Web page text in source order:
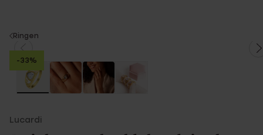
You
are
here:
Ringen
-33%
Lucardi